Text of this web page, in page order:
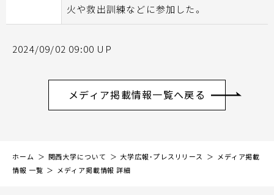
火や救出訓練などに参加した。
2024/09/02 09:00 UP
メディア掲載情報一覧へ戻る
ホーム 関西大学について 大学広報・プレスリリース
メディア掲載
情報 一覧
メディア掲載情報 詳細